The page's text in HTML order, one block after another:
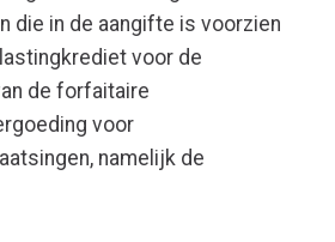
die in de aangifte is voorzien
voor de
de forfaitaire
voor
namelijk de